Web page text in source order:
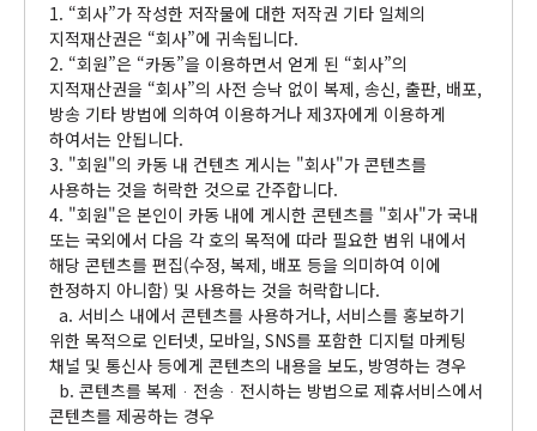
1. “회사”가 작성한 저작물에 대한 저작권 기타 일체의
지적재산권은 “회사”에 귀속됩니다.
2. “회원”은 “카동”을 이용하면서 얻게 된 “회사”의
지적재산권을 “회사”의 사전 승낙 없이 복제, 송신, 출판, 배포,
방송 기타 방법에 의하여 이용하거나 제3자에게 이용하게
하여서는 안됩니다.
3. "회원"의 카동 내 컨텐츠 게시는 "회사"가 콘텐츠를
사용하는 것을 허락한 것으로 간주합니다.
4. "회원"은 본인이 카동 내에 게시한 콘텐츠를 "회사"가 국내
또는 국외에서 다음 각 호의 목적에 따라 필요한 범위 내에서
해당 콘텐츠를 편집(수정, 복제, 배포 등을 의미하여 이에
한정하지 아니함) 및 사용하는 것을 허락합니다.
a. 서비스 내에서 콘텐츠를 사용하거나, 서비스를 홍보하기
위한 목적으로 인터넷, 모바일, SNS를 포함한 디지털 마케팅
채널 및 통신사 등에게 콘텐츠의 내용을 보도, 방영하는 경우
b. 콘텐츠를 복제ᆞ전송ᆞ전시하는 방법으로 제휴서비스에서
콘텐츠를 제공하는 경우